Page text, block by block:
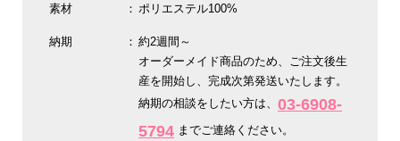
素材 ポリエステル100%
納期
約2週間～
オーダーメイド商品のため、ご注文後生
産を開始し、完成次第発送いたします。
納期の相談をしたい方は、03-6908-
5794 までご連絡ください。